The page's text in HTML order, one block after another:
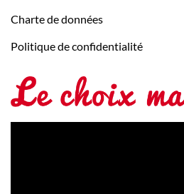
Charte de données
Politique de confidentialité